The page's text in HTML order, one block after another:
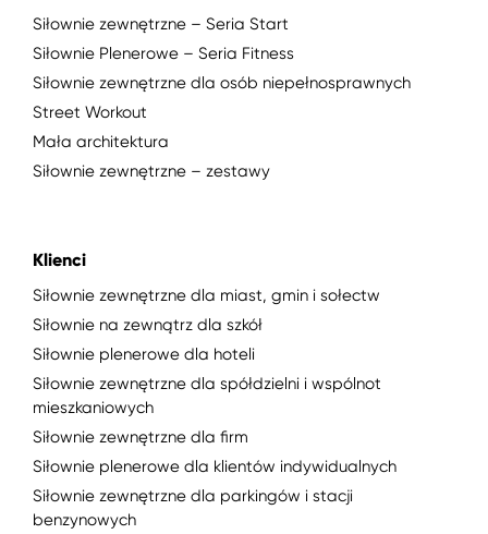
Siłownie zewnętrzne – Seria Start
Siłownie Plenerowe – Seria Fitness
Siłownie zewnętrzne dla osób niepełnosprawnych
Street Workout
Mała architektura
Siłownie zewnętrzne – zestawy
Klienci
Siłownie zewnętrzne dla miast, gmin i sołectw
Siłownie na zewnątrz dla szkół
Siłownie plenerowe dla hoteli
Siłownie zewnętrzne dla spółdzielni i wspólnot
mieszkaniowych
Siłownie zewnętrzne dla firm
Siłownie plenerowe dla klientów indywidualnych
Siłownie zewnętrzne dla parkingów i stacji
benzynowych